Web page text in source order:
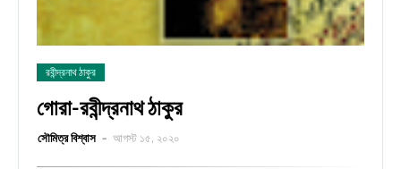
রবীন্দ্রনাথ ঠাকুর
গোরা-রবীন্দ্রনাথ ঠাকুর
সৌমিত্র বিশ্বাস আগস্ট ১৫, ২০২০